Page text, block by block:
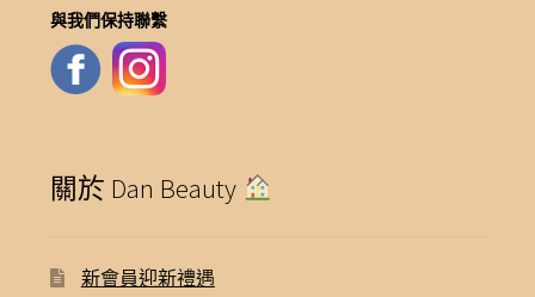
與我們保持聯繫
關於 Dan Beauty
新會員迎新禮遇